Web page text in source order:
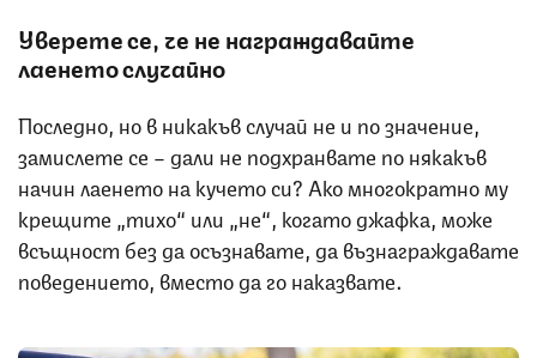
Уверете се, че не награждавайте
лаенето случайно
Последно, но в никакъв случай не и по значение,
замислете се – дали не подхранвате по някакъв
начин лаенето на кучето си? Ако многократно му
крещите „тихо“ или „не“, когато джафка, може
всъщност без да осъзнавате, да възнаграждавате
поведението, вместо да го наказвате.